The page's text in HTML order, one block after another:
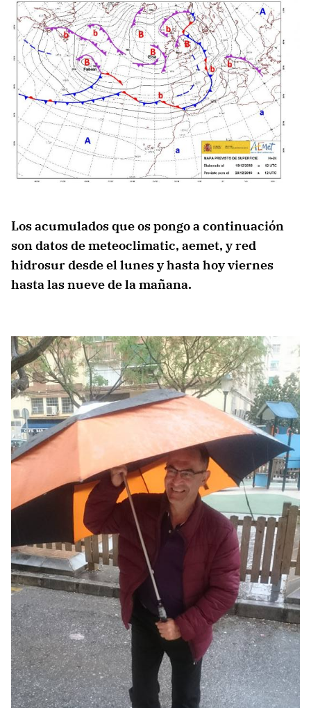
Los acumulados que os pongo a continuación
son datos de meteoclimatic, aemet, y red
hidrosur desde el lunes y hasta hoy viernes
hasta las nueve de la mañana.